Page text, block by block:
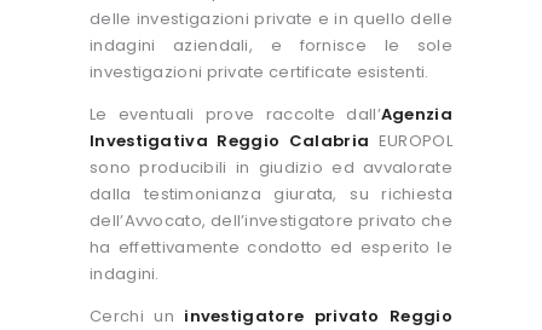
delle investigazioni private e in quello delle
indagini aziendali, e fornisce le sole
investigazioni private certificate esistenti.
Le eventuali prove raccolte dall’Agenzia
Investigativa Reggio Calabria EUROPOL
sono producibili in giudizio ed avvalorate
dalla testimonianza giurata, su richiesta
dell’Avvocato, dell’investigatore privato che
ha effettivamente condotto ed esperito le
indagini.
Cerchi un investigatore privato Reggio